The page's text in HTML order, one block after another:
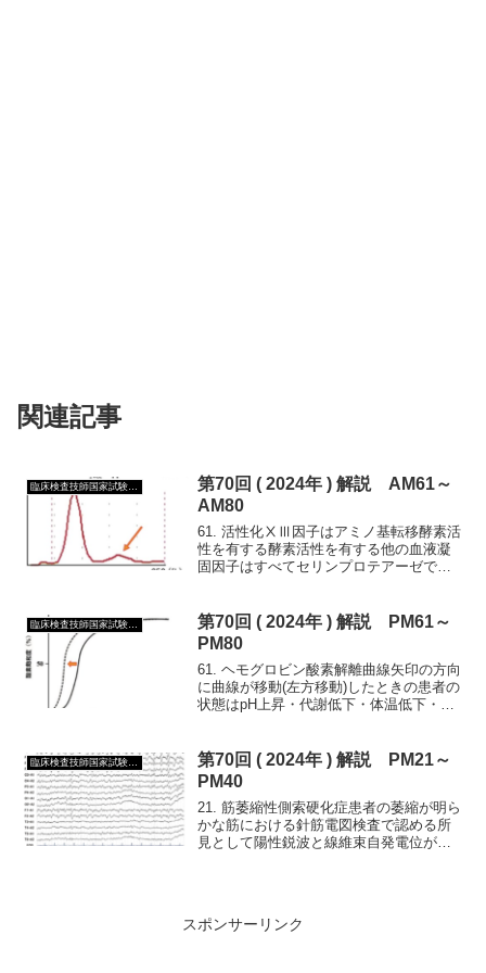
関連記事
臨床検査技師国家試験第70回 ( 2024年 )第70回 ( 2024年 ) 解説 AM61～
AM80
61. 活性化ⅩⅢ因子はアミノ基転移酵素活
性を有する酵素活性を有する他の血液凝
固因子はすべてセリンプロテアーゼであ
血球エリスロポエチンは腎臓で産生され
る前赤芽球は...
臨床検査技師国家試験第70回 ( 2024年 )第70回 ( 2024年 ) 解説 PM61～
PM80
61. ヘモグロビン酸素解離曲線矢印の方向
に曲線が移動(左方移動)したときの患者の
状態はpH上昇・代謝低下・体温低下・
酸素解離曲線右方移動左方移動pH低...
臨床検査技師国家試験第70回 ( 2024年 )第70回 ( 2024年 ) 解説 PM21～
PM40
21. 筋萎縮性側索硬化症患者の萎縮が明ら
かな筋における針筋電図検査で認める所
見として陽性鋭波と線維束自発電位が挙
スポンサーリンク